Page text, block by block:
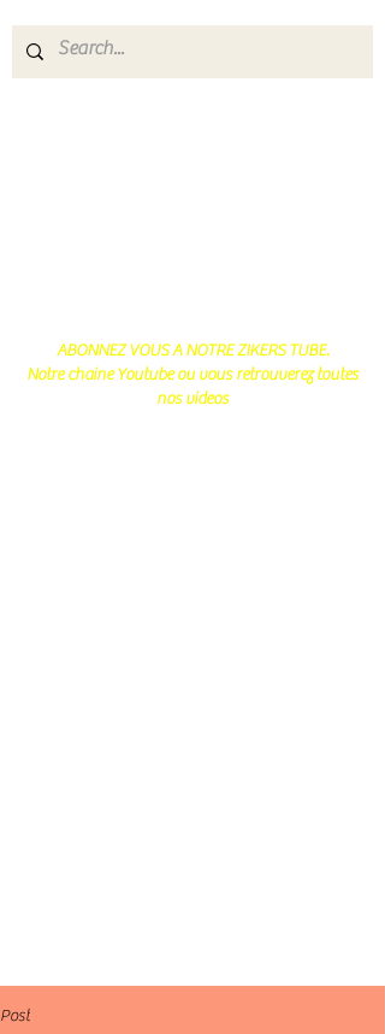
ABONNEZ VOUS A NOTRE ZIKERS TUBE.
Notre chaine Youtube ou vous retrouverez toutes
nos videos
Post